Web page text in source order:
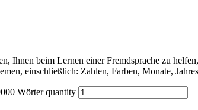
Ihnen beim Lernen einer Fremdsprache zu
einschließlich: Zahlen, Farben, Monate,
Wörter quantity